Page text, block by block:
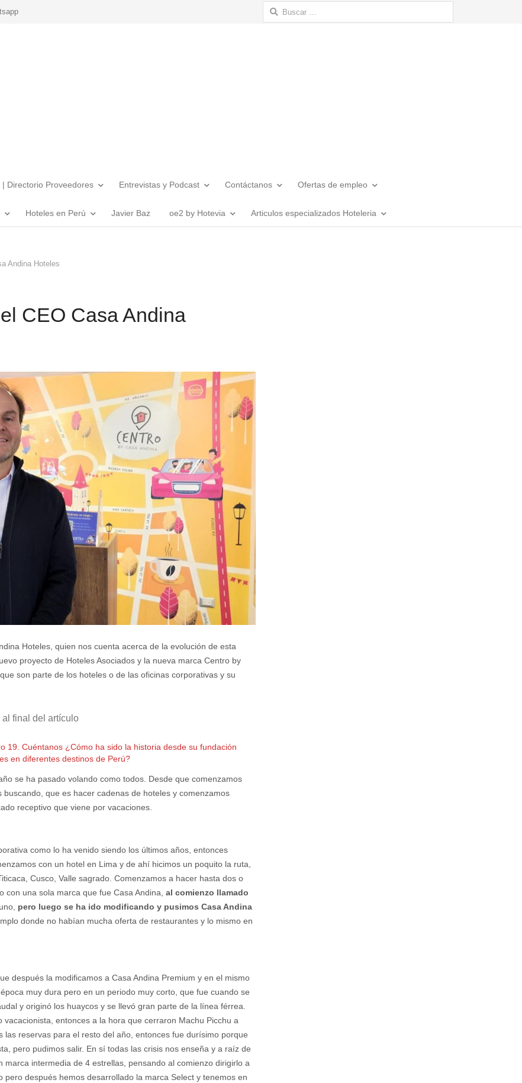
Buscar:
| Directorio Proveedores Entrevistas y Podcast Contáctanos Ofertas de empleo
Hoteles en Perú Javier Baz oe2 by Hotevia Articulos especializados Hoteleria
Andina Hoteles
CEO Casa Andina
Hoteles, quien nos cuenta acerca de la evolución de esta
proyecto de Hoteles Asociados y la nueva marca Centro by
son parte de los hoteles o de las oficinas corporativas y su
al final del artículo
19. Cuéntanos ¿Cómo ha sido la historia desde su fundación
en diferentes destinos de Perú?
se ha pasado volando como todos. Desde que comenzamos
que es hacer cadenas de hoteles y comenzamos
receptivo que viene por vacaciones.
como lo ha venido siendo los últimos años, entonces
con un hotel en Lima y de ahí hicimos un poquito la ruta,
Cusco, Valle sagrado. Comenzamos a hacer hasta dos o
una sola marca que fue Casa Andina, al comienzo llamado
pero luego se ha ido modificando y pusimos Casa Andina
donde no habían mucha oferta de restaurantes y lo mismo en
después la modificamos a Casa Andina Premium y en el mismo
muy dura pero en un periodo muy corto, que fue cuando se
y originó los huaycos y se llevó gran parte de la línea férrea.
entonces a la hora que cerraron Machu Picchu a
reservas para el resto del año, entonces fue durísimo porque
pero pudimos salir. En sí todas las crisis nos enseña y a raíz de
intermedia de 4 estrellas, pensando al comienzo dirigirlo a
después hemos desarrollado la marca Select y tenemos en